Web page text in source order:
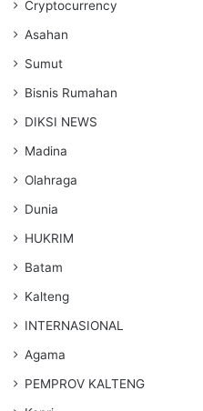
Cryptocurrency
Asahan
Sumut
Bisnis Rumahan
DIKSI NEWS
Madina
Olahraga
Dunia
HUKRIM
Batam
Kalteng
INTERNASIONAL
Agama
PEMPROV KALTENG